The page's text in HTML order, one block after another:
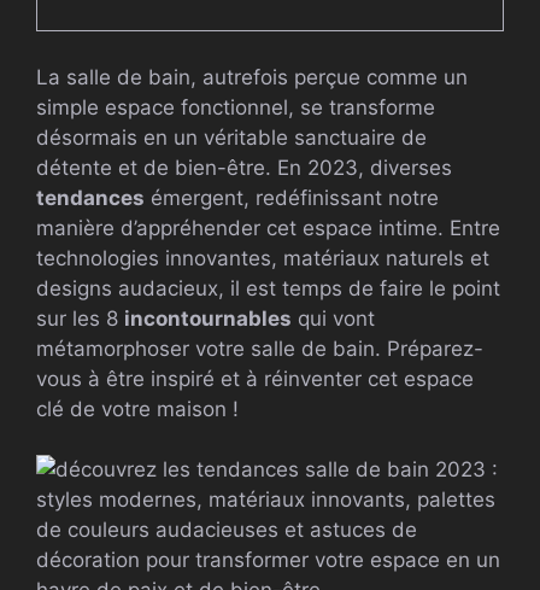
La salle de bain, autrefois perçue comme un
simple espace fonctionnel, se transforme
désormais en un véritable sanctuaire de
détente et de bien-être. En 2023, diverses
tendances émergent, redéfinissant notre
manière d’appréhender cet espace intime. Entre
technologies innovantes, matériaux naturels et
designs audacieux, il est temps de faire le point
sur les 8 incontournables qui vont
métamorphoser votre salle de bain. Préparez-
vous à être inspiré et à réinventer cet espace
clé de votre maison !